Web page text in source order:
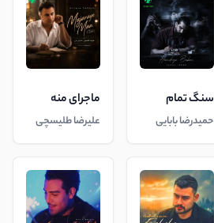
سنگ تمام
حمیدرضا بابایی
ماجرای منه
علیرضا طلیسچی